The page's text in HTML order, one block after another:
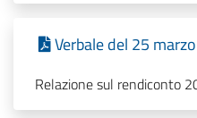
Verbale del 25
Relazione sul rendiconto